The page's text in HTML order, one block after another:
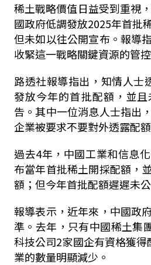
稀土戰略價值日益受到重視
國政府低調發放2025年首批
但未如以往公開宣布。報導
收緊這一戰略關鍵資源的管控
路透社報導指出，知情人士
發放今年的首批配額，並
告。其中一位消息人士指出
企業被要求不要對外透露配
過去4年，中國工業和信息
布當年首批稀土開採配額，
額；但今年首批配額遲遲未
報導表示，近年來，中國政
準。去年，只有中國稀土集
科技公司2家國企有資格獲
業的數量明顯減少。